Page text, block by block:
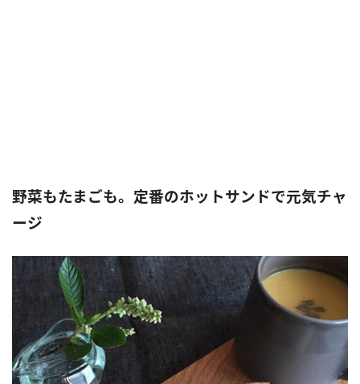
野菜もたまごも。定番のホットサンドで元気チャ
ージ